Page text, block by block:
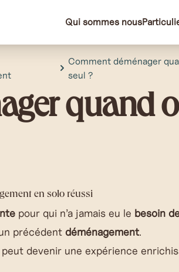
Qui sommes nous
Comment déménager
seul ?
quand
en solo réussi
pour qui n’a jamais eu le besoin
précédent déménagement.
peut devenir une expérience